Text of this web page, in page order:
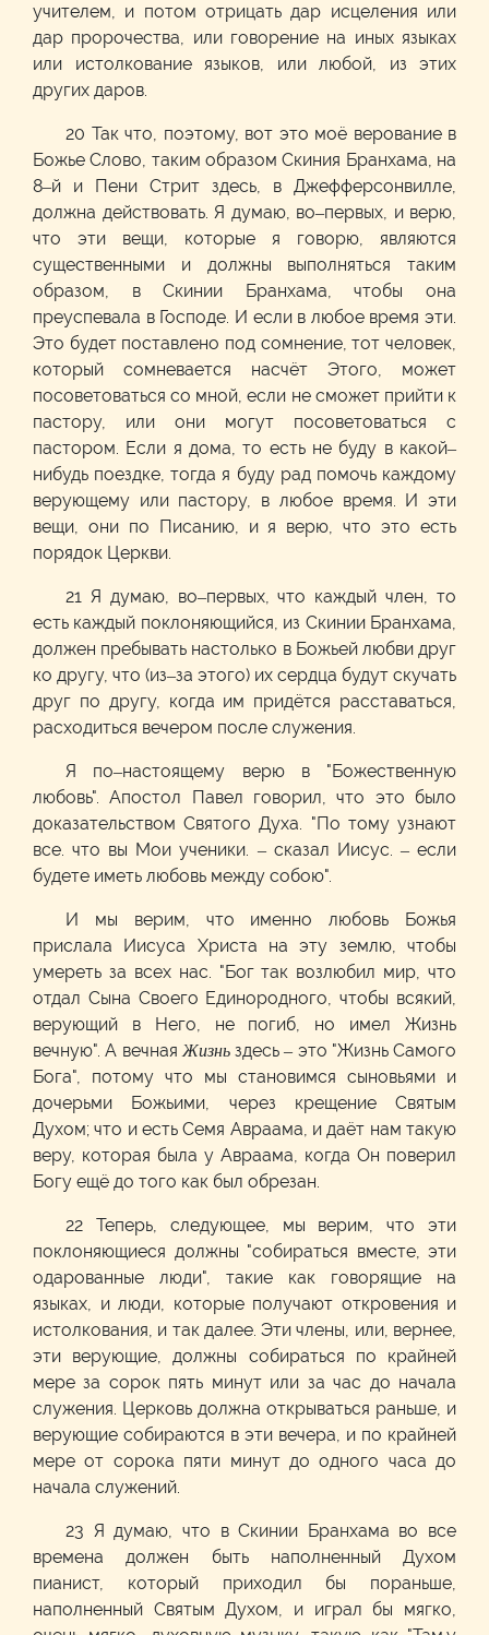
учителем, и потом отрицать дар исцеления или
дар пророчества, или говорение на иных языках
или истолкование языков, или любой, из этих
других даров.
20 Так что, поэтому, вот это моё верование в
Божье Слово, таким образом Скиния Бранхама, на
8–й и Пени Стрит здесь, в Джефферсонвилле,
должна действовать. Я думаю, во–первых, и верю,
что эти вещи, которые я говорю, являются
существенными и должны выполняться таким
образом, в Скинии Бранхама, чтобы она
преуспевала в Господе. И если в любое время эти.
Это будет поставлено под сомнение, тот человек,
который сомневается насчёт Этого, может
посоветоваться со мной, если не сможет прийти к
пастору, или они могут посоветоваться с
пастором. Если я дома, то есть не буду в какой–
нибудь поездке, тогда я буду рад помочь каждому
верующему или пастору, в любое время. И эти
вещи, они по Писанию, и я верю, что это есть
порядок Церкви.
21 Я думаю, во–первых, что каждый член, то
есть каждый поклоняющийся, из Скинии Бранхама,
должен пребывать настолько в Божьей любви друг
ко другу, что (из–за этого) их сердца будут скучать
друг по другу, когда им придётся расставаться,
расходиться вечером после служения.
Я по–настоящему верю в "Божественную
любовь". Апостол Павел говорил, что это было
доказательством Святого Духа. "По тому узнают
все. что вы Мои ученики. – сказал Иисус. – если
будете иметь любовь между собою".
И мы верим, что именно любовь Божья
прислала Иисуса Христа на эту землю, чтобы
умереть за всех нас. "Бог так возлюбил мир, что
отдал Сына Своего Единородного, чтобы всякий,
верующий в Него, не погиб, но имел Жизнь
вечную". А вечнаяЖизнь здесь – это "Жизнь Самого
Бога", потому что мы становимся сыновьями и
дочерьми Божьими, через крещение Святым
Духом; что и есть Семя Авраама, и даёт нам такую
веру, которая была у Авраама, когда Он поверил
Богу ещё до того как был обрезан.
22 Теперь, следующее, мы верим, что эти
поклоняющиеся должны "собираться вместе, эти
одарованные люди", такие как говорящие на
языках, и люди, которые получают откровения и
истолкования, и так далее. Эти члены, или, вернее,
эти верующие, должны собираться по крайней
мере за сорок пять минут или за час до начала
служения. Церковь должна открываться раньше, и
верующие собираются в эти вечера, и по крайней
мере от сорока пяти минут до одного часа до
начала служений.
23 Я думаю, что в Скинии Бранхама во все
времена должен быть наполненный Духом
пианист, который приходил бы пораньше,
наполненный Святым Духом, и играл бы мягко,